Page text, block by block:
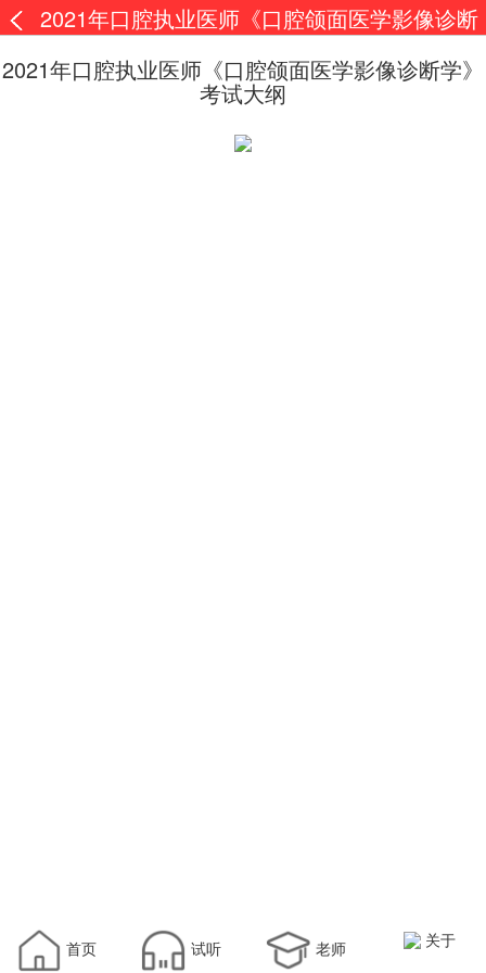
2021年口腔执业医师《口腔颌面医学影像诊断
学》考试大纲
2021年口腔执业医师《口腔颌面医学影像诊断学》
考试大纲
首页 试听 老师 关于